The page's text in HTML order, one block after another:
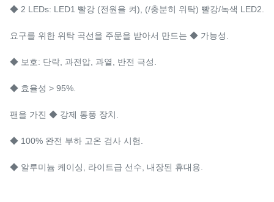
◆ 2 LEDs: LED1 빨강 (전원을 켜), (/충분히 위탁) 빨강/녹색 LED2.
요구를 위한 위탁 곡선을 주문을 받아서 만드는 ◆ 가능성.
◆ 보호: 단락, 과전압, 과열, 반전 극성.
◆ 효율성 > 95%.
팬을 가진 ◆ 강제 통풍 장치.
◆ 100% 완전 부하 고온 검사 시험.
◆ 알루미늄 케이싱, 라이트급 선수, 내장된 휴대용.